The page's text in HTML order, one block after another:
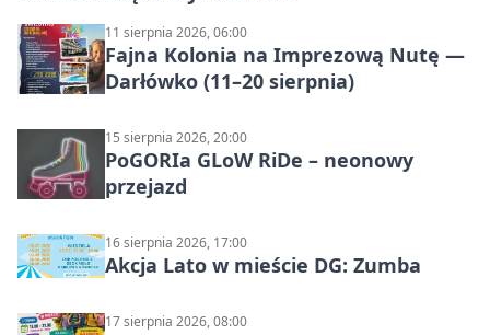
11 sierpnia 2026, 06:00
Fajna Kolonia na Imprezową Nutę —
Darłówko (11–20 sierpnia)
15 sierpnia 2026, 20:00
PoGORIa GLoW RiDe – neonowy
przejazd
16 sierpnia 2026, 17:00
Akcja Lato w mieście DG: Zumba
17 sierpnia 2026, 08:00